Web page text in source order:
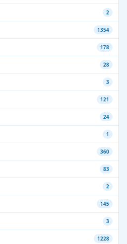
2
1354
178
28
3
121
24
1
360
83
2
145
3
1228